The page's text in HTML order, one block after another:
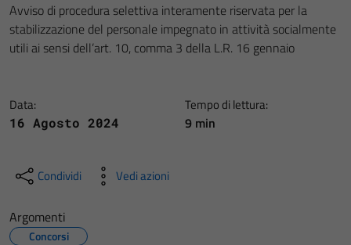
Avviso di procedura selettiva interamente riservata per la
stabilizzazione del personale impegnato in attività socialmente
utili ai sensi dell’art. 10, comma 3 della L.R. 16 gennaio
Data:
16 Agosto 2024
Tempo di lettura:
9 min
Condividi Vedi azioni
Argomenti
Concorsi